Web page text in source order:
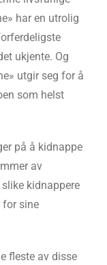
har en utrolig
ukjente. Og
utgir seg for å
som helst
på å kidnappe
av
kidnappere
sine
fleste av disse